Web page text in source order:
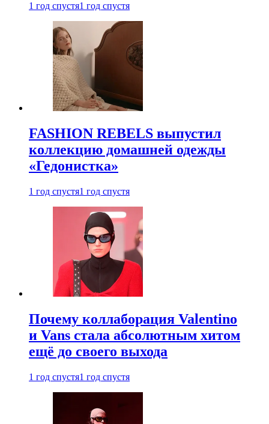
1 год спустя1 год спустя
FASHION REBELS выпустил
коллекцию домашней одежды
«Гедонистка»
1 год спустя1 год спустя
Почему коллаборация Valentino
и Vans стала абсолютным хитом
ещё до своего выхода
1 год спустя1 год спустя